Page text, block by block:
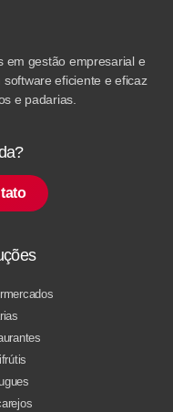
em gestão empresarial e
eficiente e eficaz
e padarias.